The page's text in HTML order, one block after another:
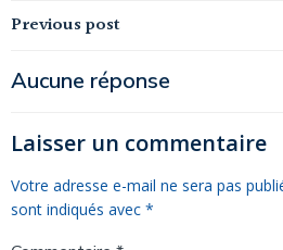
Navigation
de
l’article
Previous post
Aucune réponse
Laisser un commentaire
Votre adresse e-mail ne sera pas
sont indiqués avec *